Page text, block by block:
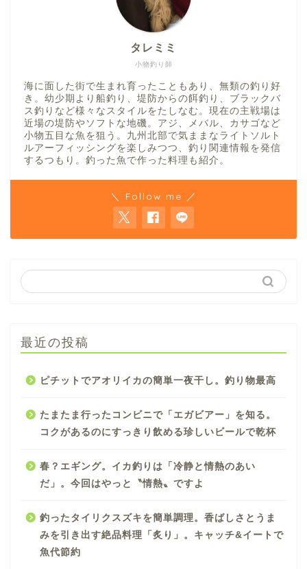
小物釣り師
タレミミ
海に面した街で生まれ育ったこともあり、無類の釣り好
き。幼少期より船釣り、堤防からの餌釣り、ブラックバ
ス釣りなど様々なスタイルをたしなむ。現在の主戦場は
近場の堤防やソフトな地磯。アジ、メバル、カサゴなど
小物五目な魚を狙う。九州北部で気ままなライトソルト
ルアーフィッシングを楽しみつつ、釣り関連情報を発信
するつもり。釣った魚で作った料理も紹介。
＼ Follow me ／
最近の投稿
ピチットでアオリイカの簡単一夜干し。釣り物最高
たまたま行ったコンビニで「エガビアー」を知る。
コクがあるのにすっきり飲める珍しいビールで乾杯
春？エギング。イカ釣りは「冷静と情熱のあい
だ」。今回はやっと〝情熱〟ですよ
釣ったタイリクスズキを簡単調理。香ばしさとうま
みを引き出す絶品料理「炙り」。キャッチ&イートで
魚代節約